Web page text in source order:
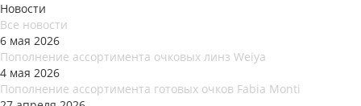
Новости
Все новости
6 мая 2026
Пополнение ассортимента очковых линз Weiya
4 мая 2026
Пополнение ассортимента готовых очков Fabia Monti